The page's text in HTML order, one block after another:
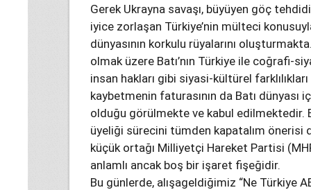
Gerek Ukrayna savaşı, büyüyen göç
iyice zorlaşan Türkiye’nin mülteci
dünyasının korkulu rüyalarını
olmak üzere Batı’nın Türkiye ile coğrafi-
insan hakları gibi siyasi-kültürel
kaybetmenin faturasının da Batı dünyası
olduğu görülmekte ve kabul edilmektedir.
üyeliği sürecini tümden kapatalım
küçük ortağı Milliyetçi Hareket Partisi
anlamlı ancak boş bir işaret fişeğidir.
Bu günlerde, alışageldiğimiz “Ne Türkiye